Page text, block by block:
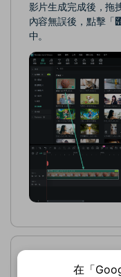
影片生成完成後，拖
內容無誤後，點擊「
中。
適用於起始
在「